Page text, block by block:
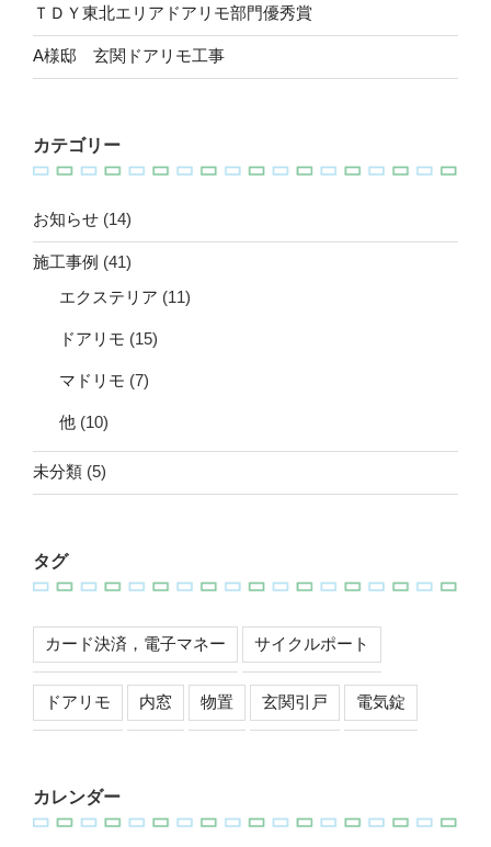
ＴＤＹ東北エリアドアリモ部門優秀賞
A様邸 玄関ドアリモ工事
カテゴリー
お知らせ (14)
施工事例 (41)
エクステリア (11)
ドアリモ (15)
マドリモ (7)
他 (10)
未分類 (5)
タグ
カード決済，電子マネー サイクルポート
ドアリモ 内窓 物置 玄関引戸 電気錠
カレンダー